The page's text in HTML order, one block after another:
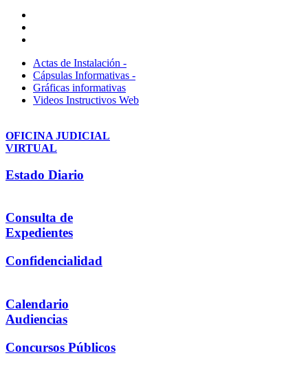
Actas de Instalación -
Cápsulas Informativas -
Gráficas informativas
Videos Instructivos Web
OFICINA JUDICIAL
VIRTUAL
Estado Diario
Consulta de
Expedientes
Confidencialidad
Calendario
Audiencias
Concursos Públicos